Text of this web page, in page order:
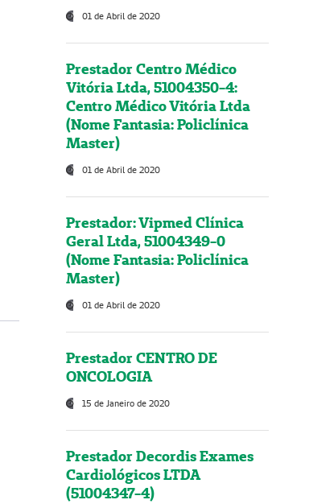
01 de Abril de 2020
Prestador Centro Médico
Vitória Ltda, 51004350-4:
Centro Médico Vitória Ltda
(Nome Fantasia: Policlínica
Master)
01 de Abril de 2020
Prestador: Vipmed Clínica
Geral Ltda, 51004349-0
(Nome Fantasia: Policlínica
Master)
01 de Abril de 2020
Prestador CENTRO DE
ONCOLOGIA
15 de Janeiro de 2020
Prestador Decordis Exames
Cardiológicos LTDA
(51004347-4)